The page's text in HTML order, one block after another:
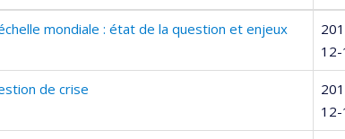
mondiale : état de la question et enjeux
de crise